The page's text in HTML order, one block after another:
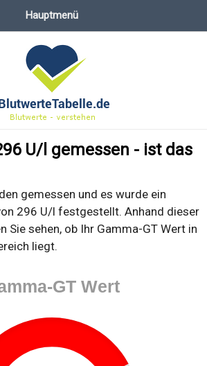
Hauptmenü
U/l gemessen - ist das
gemessen und es wurde ein
296 U/l festgestellt. Anhand dieser
Sie sehen, ob Ihr Gamma-GT Wert in
liegt.
GT Wert